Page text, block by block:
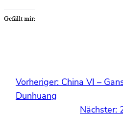
Gefällt mir:
Vorheriger: China VI –
Dunhuang
Nächster: